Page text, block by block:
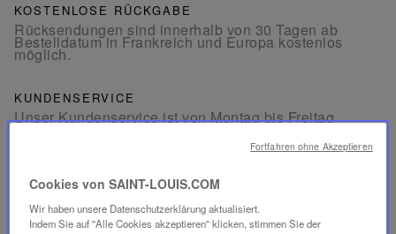
KOSTENLOSE RÜCKGABE
Rücksendungen sind innerhalb von 30 Tagen ab
Bestelldatum in Frankreich und Europa kostenlos
möglich.
KUNDENSERVICE
Unser Kundenservice ist von Montag bis Freitag
zwischen 10:00 und 18:00 Uhr erreichbar.
Cookies von SAINT-LOUIS.COM
Wir haben unsere Datenschutzerklärung aktualisiert.
Indem Sie auf "Alle Cookies akzeptieren" klicken, stimmen Sie der
Fortfahren ohne Akzeptieren